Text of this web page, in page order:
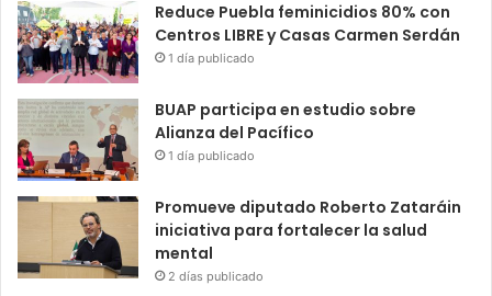
Reduce Puebla feminicidios 80% con
Centros LIBRE y Casas Carmen Serdán
1 día publicado
BUAP participa en estudio sobre
Alianza del Pacífico
1 día publicado
Promueve diputado Roberto Zataráin
iniciativa para fortalecer la salud
mental
2 días publicado